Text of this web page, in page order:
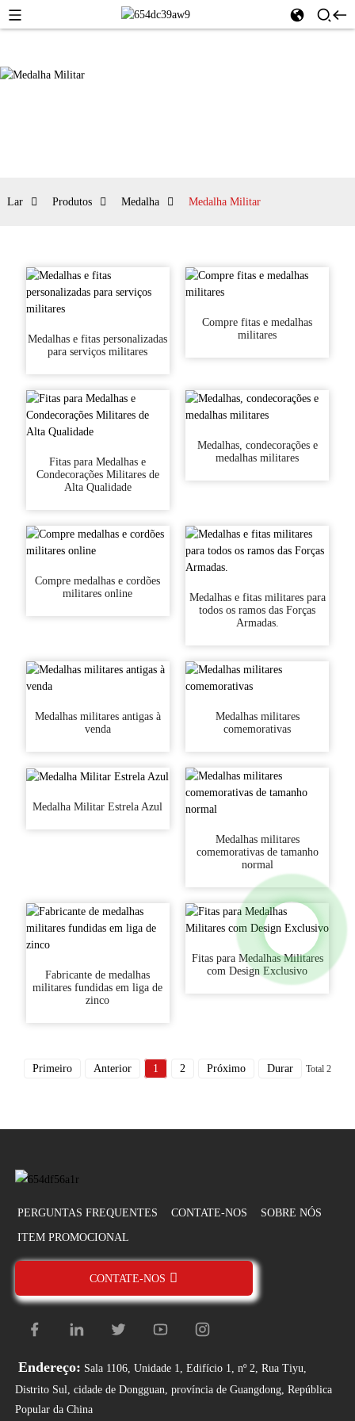
Lar Produtos Medalha Medalha Militar
Medalhas e fitas personalizadas
para serviços militares
Compre fitas e medalhas
militares
Fitas para Medalhas e
Condecorações Militares de
Alta Qualidade
Medalhas, condecorações e
medalhas militares
Compre medalhas e cordões
militares online
Medalhas e fitas militares para
todos os ramos das Forças
Armadas.
Medalhas militares antigas à
venda
Medalhas militares
comemorativas
Medalha Militar Estrela Azul
Medalhas militares
comemorativas de tamanho
normal
Fabricante de medalhas
militares fundidas em liga de
zinco
Fitas para Medalhas Militares
com Design Exclusivo
Primeiro Anterior 1 2 Próximo Durar Total 2
PERGUNTAS FREQUENTES CONTATE-NOS SOBRE NÓS
ITEM PROMOCIONAL
CONTATE-NOS
Endereço: Sala 1106, Unidade 1, Edifício 1, nº 2, Rua Tiyu,
Distrito Sul, cidade de Dongguan, província de Guangdong, República
Popular da China